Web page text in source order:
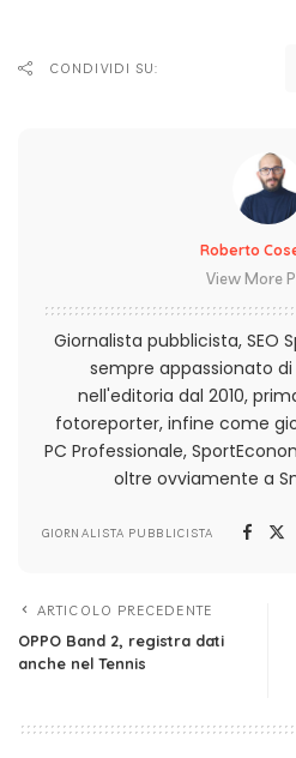
CONDIVIDI SU:
Roberto
View More
Giornalista pubblicista, SEO
sempre appassionato
nell'editoria dal 2010,
fotoreporter, infine come
PC Professionale,
oltre ovviamente a
GIORNALISTA PUBBLICISTA
ARTICOLO PRECEDENTE
OPPO Band 2, registra dati
anche nel Tennis